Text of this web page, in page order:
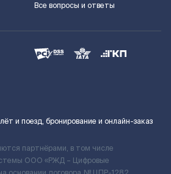
Все вопросы и ответы
и поезд, бронирование и онлайн-заказ
партнёрами, в том числе
ООО «РЖД – Цифровые